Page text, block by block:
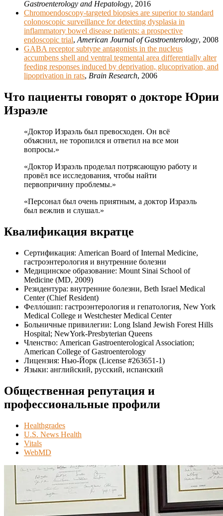
Gastroenterology and Hepatology, 2016
Chromoendoscopy-targeted biopsies are superior to standard
colonoscopic surveillance for detecting dysplasia in
inflammatory bowel disease patients: a prospective
endoscopic trial,American Journal of Gastroenterology, 2008
GABA receptor subtype antagonists in the nucleus
accumbens shell and ventral tegmental area differentially alter
feeding responses induced by deprivation, glucoprivation, and
lipoprivation in rats, Brain Research, 2006
Что пациенты говорят о докторе Юрии
Израэле
«Доктор Израэль был превосходен. Он всё
объяснил, не торопился и ответил на все мои
вопросы.»
«Доктор Израэль проделал потрясающую работу и
провёл все исследования, чтобы найти
первопричину проблемы.»
«Персонал был очень приятным, а доктор Израэль
был вежлив и слушал.»
Квалификация вкратце
Сертификация: American Board of Internal Medicine,
гастроэнтерология и внутренние болезни
Медицинское образование: Mount Sinai School of
Medicine (MD, 2009)
Резидентура: внутренние болезни, Beth Israel Medical
Center (Chief Resident)
Фелло́шип: гастроэнтерология и гепатология, New York
Medical College и Westchester Medical Center
Больничные привилегии: Long Island Jewish Forest Hills
Hospital; NewYork-Presbyterian Queens
Членство: American Gastroenterological Association;
American College of Gastroenterology
Лицензия: Нью-Йорк (License #263651-1)
Языки: английский, русский, испанский
Общественная репутация и
профессиональные профили
Healthgrades
U.S. News Health
Vitals
WebMD